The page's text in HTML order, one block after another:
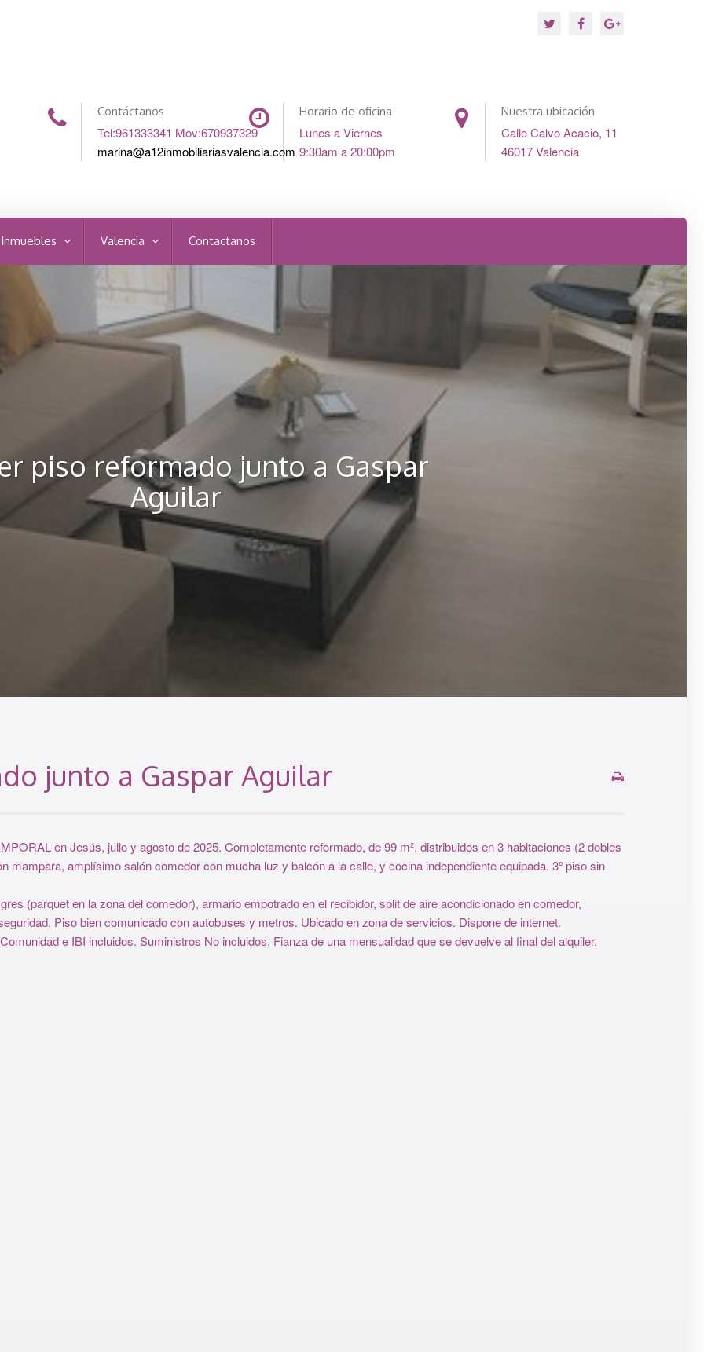
Contáctanos
Tel:961333341 Mov:670937329
marina@a12inmobiliariasvalencia.com
Horario de oficina
Lunes a Viernes
9:30am a 20:00pm
Nuestra ubicación
Calle Calvo Acacio, 11
46017 Valencia
Valencia Contactanos
piso reformado junto a Gaspar
Aguilar
junto a Gaspar Aguilar
en Jesús, julio y agosto de 2025. Completamente reformado, de 99 m², distribuidos en 3 habitaciones (2 dobles
mampara, amplísimo salón comedor con mucha luz y balcón a la calle, y cocina independiente equipada. 3º piso sin
(parquet en la zona del comedor), armario empotrado en el recibidor, split de aire acondicionado en comedor,
Piso bien comunicado con autobuses y metros. Ubicado en zona de servicios. Dispone de internet.
e IBI incluidos. Suministros No incluidos. Fianza de una mensualidad que se devuelve al final del alquiler.